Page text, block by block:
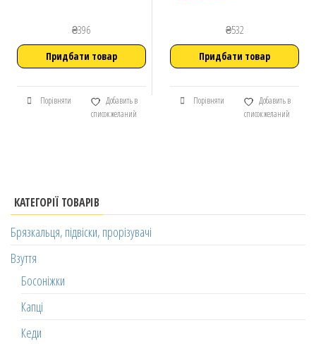
₴396
Придбати товар
Порівняти
Добавить в
список желаний
₴532
Придбати товар
Порівняти
Добавить в
список желаний
КАТЕГОРІЇ ТОВАРІВ
Брязкальця, підвіски, прорізувачі
Взуття
Босоніжки
Капці
Кеди